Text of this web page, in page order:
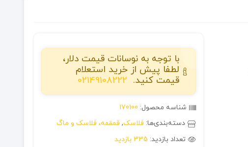
با توجه به نوسانات قیمت دلار،
لطفا پیش از خرید استعلام
قیمت کنید. 02149108222
شناسه محصول: 170100
دسته‌بندی‌ها: فلاسک, قمقمه، فلاسک و ماگ
تعداد بازدید: 335 بازدید